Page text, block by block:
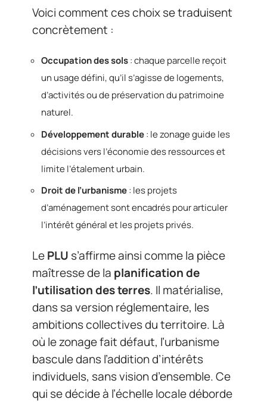
Voici comment ces choix se traduisent
concrètement :
Occupation des sols: chaque parcelle reçoit
un usage défini, qu’il s’agisse de logements,
d’activités ou de préservation du patrimoine
naturel.
Développement durable: le zonage guide les
décisions vers l’économie des ressources et
limite l’étalement urbain.
Droit de l’urbanisme: les projets
d’aménagement sont encadrés pour articuler
l’intérêt général et les projets privés.
LePLU s’affirme ainsi comme la pièce
maîtresse de la planification de
l’utilisation des terres. Il matérialise,
dans sa version réglementaire, les
ambitions collectives du territoire. Là
où le zonage fait défaut, l’urbanisme
bascule dans l’addition d’intérêts
individuels, sans vision d’ensemble. Ce
qui se décide à l’échelle locale déborde